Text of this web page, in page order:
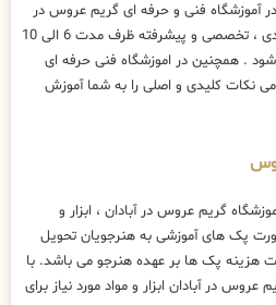
آموزشگاه فنی و حرفه ای گریم عروس در
آبادان ، کلیه مباحث بصورت مبتدی ، تخصصی و پیشرفته ظرف مدت 6 الی 10
. همچنین در اموزشگاه فنی حرفه ای
نکات کلیدی و اصلی را به شما آموزش
گریم عروس در آبادان ، ابزار و
پک های آموزشی به هنرجویان تحویل
هزینه پک ها بر عهده هنرجو می باشد. با
در آبادان ابزار و مواد مورد نیاز برای